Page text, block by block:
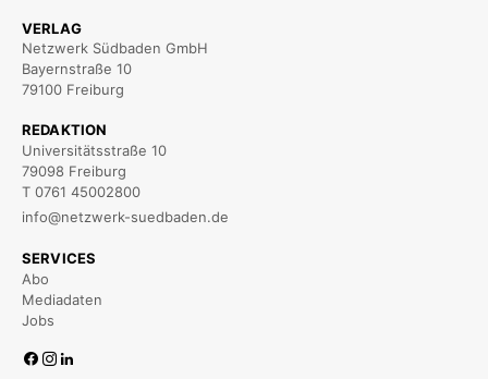
VERLAG
Netzwerk Südbaden GmbH
Bayernstraße 10
79100 Freiburg
REDAKTION
Universitätsstraße 10
79098 Freiburg
T 0761 45002800
info@netzwerk-suedbaden.de
SERVICES
Abo
Mediadaten
Jobs